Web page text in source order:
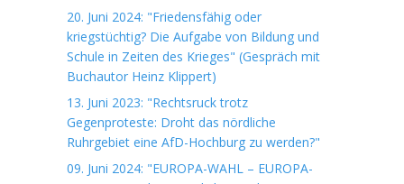
20. Juni 2024: "Friedensfähig oder
kriegstüchtig? Die Aufgabe von Bildung und
Schule in Zeiten des Krieges" (Gespräch mit
Buchautor Heinz Klippert)
13. Juni 2023: "Rechtsruck trotz
Gegenproteste: Droht das nördliche
Ruhrgebiet eine AfD-Hochburg zu werden?"
09. Juni 2024: "EUROPA-WAHL – EUROPA-